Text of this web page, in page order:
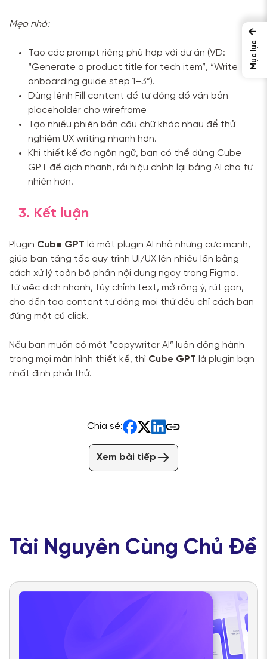
Mẹo nhỏ:
Tạo các prompt riêng phù hợp với dự án (VD:
“Generate a product title for tech item”, “Write
onboarding guide step 1–3”).
Dùng lệnh Fill content để tự động đổ văn bản
placeholder cho wireframe
Tạo nhiều phiên bản câu chữ khác nhau để thử
nghiệm UX writing nhanh hơn.
Khi thiết kế đa ngôn ngữ, bạn có thể dùng Cube
GPT để dịch nhanh, rồi hiệu chỉnh lại bằng AI cho tự
nhiên hơn.
3. Kết luận
Plugin Cube GPT là một plugin AI nhỏ nhưng cực mạnh,
giúp bạn tăng tốc quy trình UI/UX lên nhiều lần bằng
cách xử lý toàn bộ phần nội dung ngay trong Figma.
Từ việc dịch nhanh, tùy chỉnh text, mở rộng ý, rút gọn,
cho đến tạo content tự động mọi thứ đều chỉ cách bạn
đúng một cú click.
Nếu bạn muốn có một “copywriter AI” luôn đồng hành
trong mọi màn hình thiết kế, thì Cube GPT là plugin bạn
nhất định phải thử.
Chia sẻ:
Xem bài tiếp
Tài Nguyên Cùng Chủ Đề
←
Mục lục